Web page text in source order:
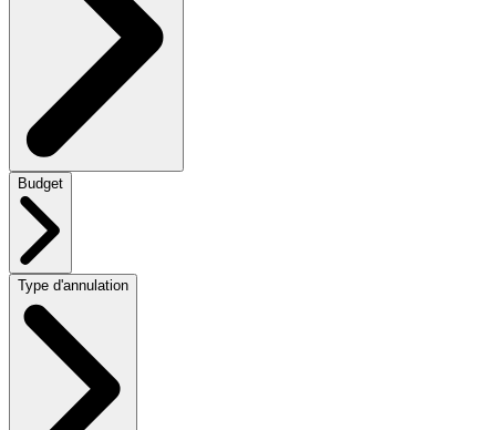
Budget
Type d'annulation